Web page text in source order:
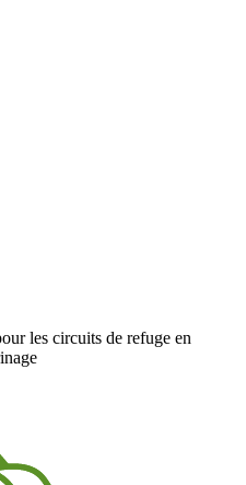
les circuits de refuge en